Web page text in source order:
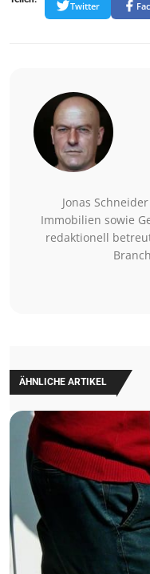
Twitter
Jonas
Immobilien sowie
redaktionell
ÄHNLICHE ARTIKEL